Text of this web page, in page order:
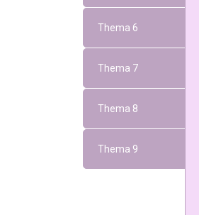
Thema 6
Thema 7
Thema 8
Thema 9